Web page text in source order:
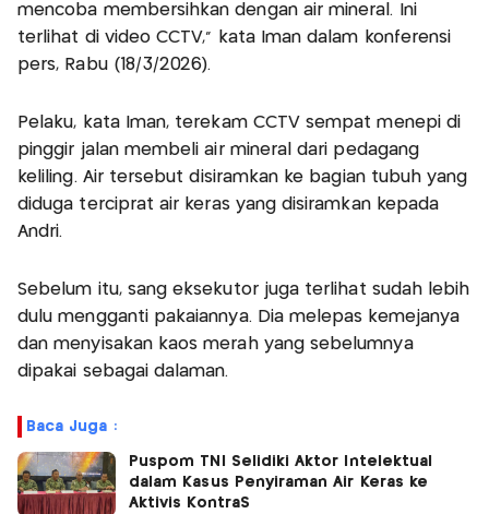
mencoba membersihkan dengan air mineral. Ini
terlihat di video CCTV,” kata Iman dalam konferensi
pers, Rabu (18/3/2026).
Pelaku, kata Iman, terekam CCTV sempat menepi di
pinggir jalan membeli air mineral dari pedagang
keliling. Air tersebut disiramkan ke bagian tubuh yang
diduga terciprat air keras yang disiramkan kepada
Andri.
Sebelum itu, sang eksekutor juga terlihat sudah lebih
dulu mengganti pakaiannya. Dia melepas kemejanya
dan menyisakan kaos merah yang sebelumnya
dipakai sebagai dalaman.
Baca Juga :
Puspom TNI Selidiki Aktor Intelektual
dalam Kasus Penyiraman Air Keras ke
Aktivis KontraS